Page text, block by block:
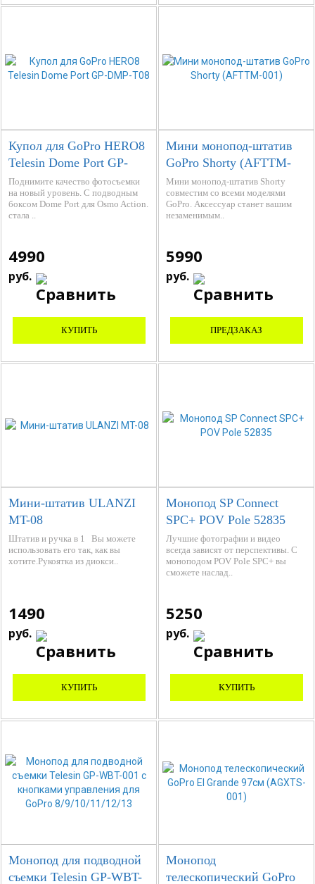
Купол для GoPro HERO8
Telesin Dome Port GP-
DMP-T08
Поднимите качество фотосъемки
на новый уровень. С подводным
боксом Dome Port для Osmo Action.
стала ..
4990
руб.
КУПИТЬ
Мини монопод-штатив
GoPro Shorty (AFTTM-
001)
Мини монопод-штатив Shorty
совместим со всеми моделями
GoPro. Аксессуар станет вашим
незаменимым..
5990
руб.
ПРЕДЗАКАЗ
Мини-штатив ULANZI
MT-08
Штатив и ручка в 1 Вы можете
использовать его так, как вы
хотите.Рукоятка из диокси..
1490
руб.
КУПИТЬ
Монопод SP Сonnect
SPC+ POV Pole 52835
Лучшие фотографии и видео
всегда зависят от перспективы. С
моноподом POV Pole SPC+ вы
сможете наслад..
5250
руб.
КУПИТЬ
Монопод для подводной
съемки Telesin GP-WBT-
Монопод
телескопический GoPro